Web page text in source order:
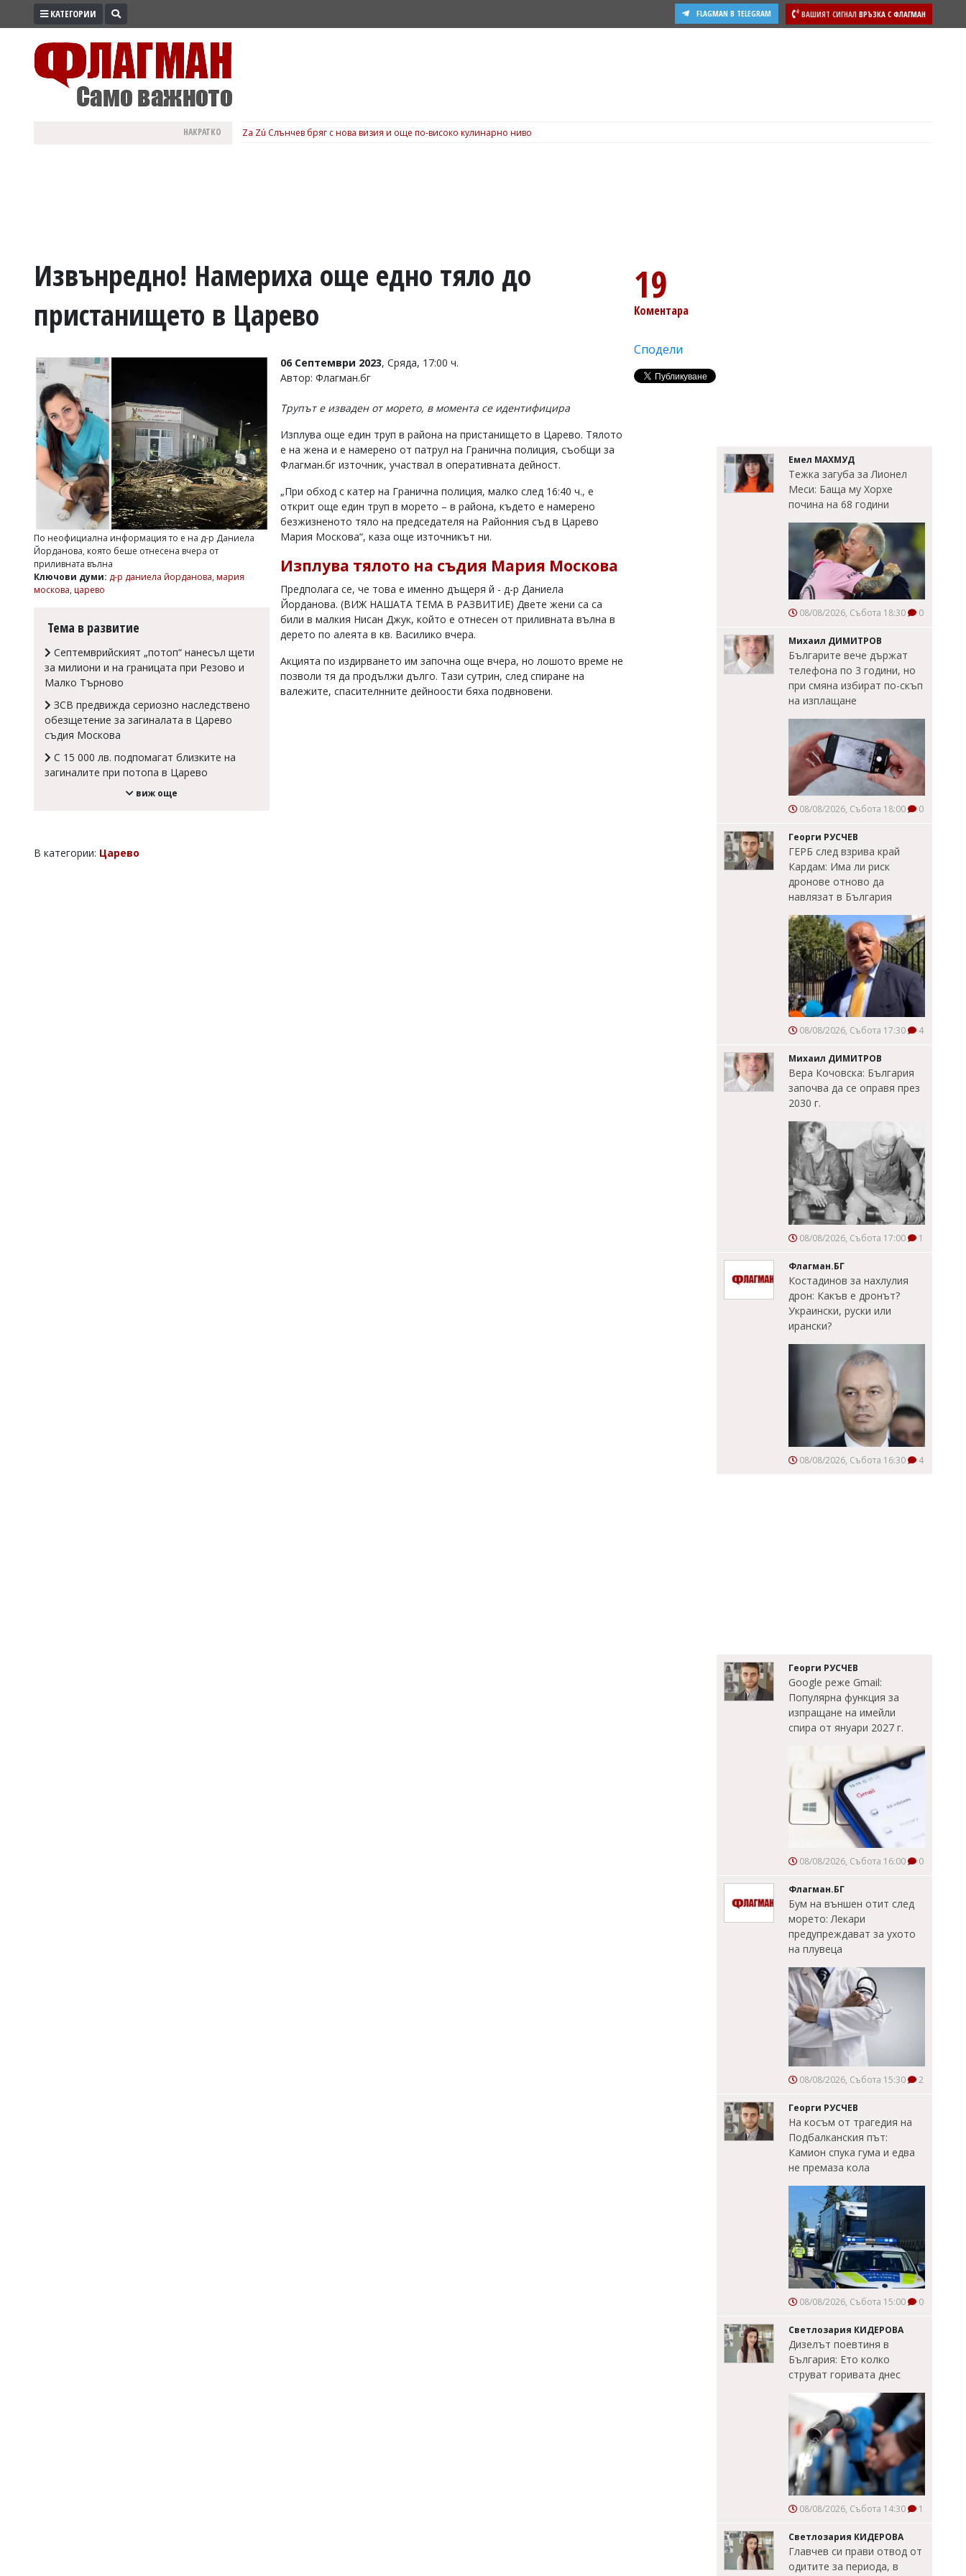
ПРОМО
ВОЙНАТА
УКРАЙНА
РАЗСЛЕДВАНЕ
Управители:
Веселин
Василев,
v.vasilev@flagman.bg
Касабова,
k.kassabova@flagman.bg
Главен
редактор:
office@flagman.bg
Коментарите
въвеждат
читателите
редакцията
откриете
КАТЕГОРИИ ВАШИЯТ СИГНАЛ ВРЪЗКА С ФЛАГМАН
FLAGMAN В TELEGRAM
НАКРАТКО Za Zú Слънчев бряг с нова визия и още по-високо кулинарно ниво
Извънредно! Намериха още едно тяло до
пристанището в Царево
По неофициална информация то е на д-р Даниела
Йорданова, която беше отнесена вчера от
приливната вълна
Ключови думи: д-р даниела йорданова, мария
москова, царево
Тема в развитие
Септемврийският „потоп“ нанесъл щети
за милиони и на границата при Резово и
Малко Търново
ЗСВ предвижда сериозно наследствено
обезщетение за загиналата в Царево
съдия Москова
С 15 000 лв. подпомагат близките на
загиналите при потопа в Царево
виж още
06 Септември 2023, Сряда, 17:00 ч.
Автор: Флагман.бг
Трупът е изваден от морето, в момента се идентифицира
Изплува още един труп в района на пристанището в Царево. Тялото
е на жена и е намерено от патрул на Гранична полиция, съобщи за
Флагман.бг източник, участвал в оперативната дейност.
„При обход с катер на Гранична полиция, малко след 16:40 ч., е
открит още един труп в морето – в района, където е намерено
безжизненото тяло на председателя на Районния съд в Царево
Мария Москова“, каза още източникът ни.
Изплува тялото на съдия Мария Москова
Предполага се, че това е именно дъщеря й - д-р Даниела
Йорданова. (ВИЖ НАШАТА ТЕМА В РАЗВИТИЕ) Двете жени са са
били в малкия Нисан Джук, който е отнесен от приливната вълна в
дерето по алеята в кв. Василико вчера.
Акцията по издирването им започна още вчера, но лошото време не
позволи тя да продължи дълго. Тази сутрин, след спиране на
валежите, спасителнните дейноости бяха подвновени.
В категории: Царево
19
Коментара
Сподели
Емел МАХМУД
Тежка загуба за Лионел
Меси: Баща му Хорхе
почина на 68 години
08/08/2026, Събота 18:30 0
Михаил ДИМИТРОВ
Българите вече държат
телефона по 3 години, но
при смяна избират по-скъп
на изплащане
08/08/2026, Събота 18:00 0
Георги РУСЧЕВ
ГЕРБ след взрива край
Кардам: Има ли риск
дронове отново да
навлязат в България
08/08/2026, Събота 17:30 4
Михаил ДИМИТРОВ
Вера Кочовска: България
започва да се оправя през
2030 г.
08/08/2026, Събота 17:00 1
Флагман.БГ
Костадинов за нахлулия
дрон: Какъв е дронът?
Украински, руски или
ирански?
08/08/2026, Събота 16:30 4
Георги РУСЧЕВ
Google реже Gmail:
Популярна функция за
изпращане на имейли
спира от януари 2027 г.
08/08/2026, Събота 16:00 0
Флагман.БГ
Бум на външен отит след
морето: Лекари
предупреждават за ухото
на плувеца
08/08/2026, Събота 15:30 2
Георги РУСЧЕВ
На косъм от трагедия на
Подбалканския път:
Камион спука гума и едва
не премаза кола
08/08/2026, Събота 15:00 0
Светлозария КИДЕРОВА
Дизелът поевтиня в
България: Ето колко
струват горивата днес
08/08/2026, Събота 14:30 1
Светлозария КИДЕРОВА
Главчев си прави отвод от
одитите за периода, в